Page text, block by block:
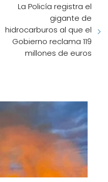
La Policía registra el
gigante de
hidrocarburos al que el
Gobierno reclama 119
millones de euros